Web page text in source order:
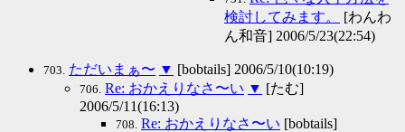
検討してみます。
[わんわ
ん和音] 2006/5/23(22:54)
703. ただいまぁ〜 ▼ [bobtails] 2006/5/10(10:19)
706. Re: おかえりなさ〜い ▼ [たむ]
2006/5/11(16:13)
708. Re: おかえりなさ〜い [bobtails]